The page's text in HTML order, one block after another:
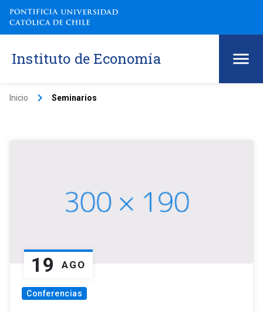
Instituto de Economía
Inicio keyboard_arrow_right Seminarios
19 AGO
Conferencias